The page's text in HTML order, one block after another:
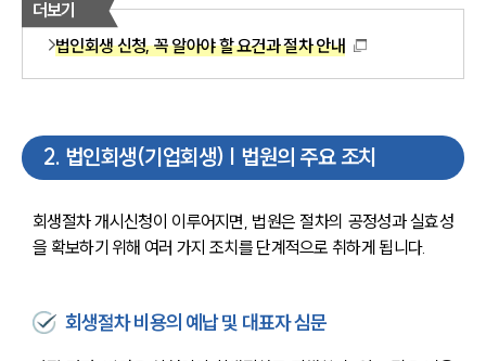
더보기
법인회생 신청, 꼭 알아야 할 요건과 절차 안내
2. 법인회생(기업회생) | 법원의 주요 조치
회생절차 개시신청이 이루어지면, 법원은 절차의 공정성과 실효성
을 확보하기 위해 여러 가지 조치를 단계적으로 취하게 됩니다.
회생절차 비용의 예납 및 대표자 심문